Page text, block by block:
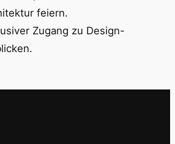
feiern.
Zugang zu Design-